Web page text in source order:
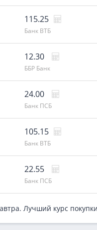
115.25
Банк ВТБ
12.30
ББР Банк
24.00
Банк ПСБ
105.15
Банк ВТБ
22.55
Банк ПСБ
Лучший курс